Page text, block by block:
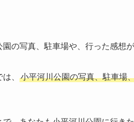
の写真、駐車場や、行った感想
、 小平河川公園の写真、駐車場